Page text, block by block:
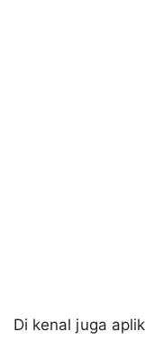
Di kenal juga